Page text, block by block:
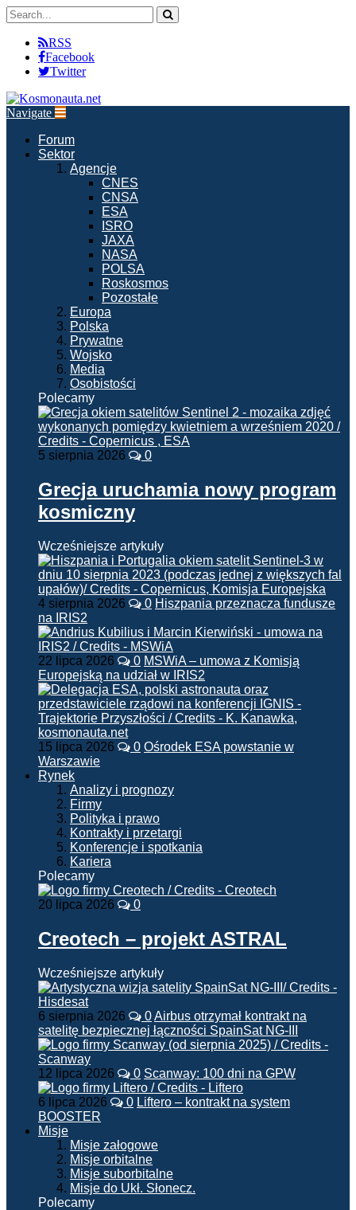
RSS
Facebook
Twitter
Navigate
Forum
Sektor
Agencje
CNES
CNSA
ESA
ISRO
JAXA
NASA
POLSA
Roskosmos
Pozostałe
Europa
Polska
Prywatne
Wojsko
Media
Osobistości
Polecamy
5 sierpnia 2026 0
Grecja uruchamia nowy program
kosmiczny
Wcześniejsze artykuły
4 sierpnia 2026 0 Hiszpania przeznacza fundusze
na IRIS2
22 lipca 2026 0 MSWiA – umowa z Komisją
Europejską na udział w IRIS2
15 lipca 2026 0 Ośrodek ESA powstanie w
Warszawie
Rynek
Analizy i prognozy
Firmy
Polityka i prawo
Kontrakty i przetargi
Konferencje i spotkania
Kariera
Polecamy
20 lipca 2026 0
Creotech – projekt ASTRAL
Wcześniejsze artykuły
6 sierpnia 2026 0Airbus otrzymał kontrakt na
satelitę bezpiecznej łączności SpainSat NG-III
12 lipca 2026 0 Scanway: 100 dni na GPW
6 lipca 2026 0 Liftero – kontrakt na system
BOOSTER
Misje
Misje załogowe
Misje orbitalne
Misje suborbitalne
Misje do Ukł. Słonecz.
Polecamy